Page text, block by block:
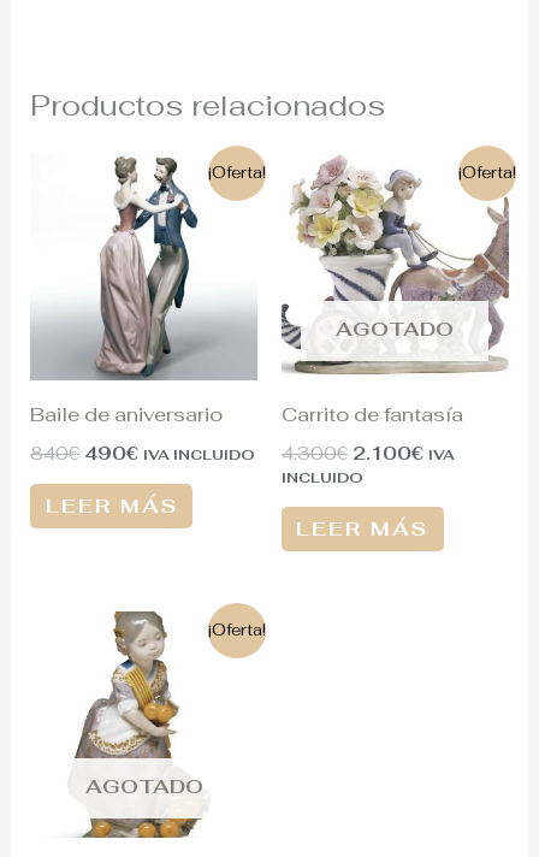
Productos relacionados
¡Oferta!
Baile de aniversario
840€
precio
original
era:
840€.
490€
El
precio
actual
es:
490€.
IVA INCLUIDO
LEER MÁS
¡Oferta!
AGOTADO
Carrito de fantasía
4.300€
El
precio
original
era:
4.300€.
2.100€
precio
es:
2.100€.
IVA
INCLUIDO
LEER MÁS
¡Oferta!
AGOTADO
precio
original
era:
500€.
El
precio
actual
es:
290€.